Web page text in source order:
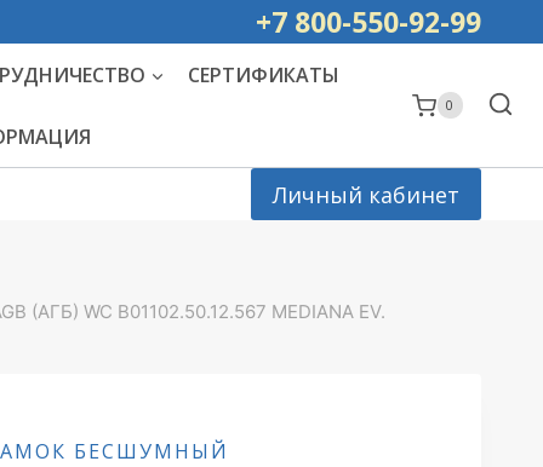
РОССИИ +7 800-550-92-99
СЕРТИФИКАТЫ
0
Личный кабинет
(АГБ) WC B01102.50.12.567 MEDIANA EV.
БЕСШУМНЫЙ